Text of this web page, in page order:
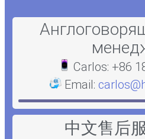
Carlos: +86
Email:
中文售后